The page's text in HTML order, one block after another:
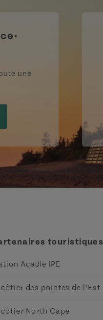
une
touristiques
Acadie IPE
des pointes de l’Est
North Cape